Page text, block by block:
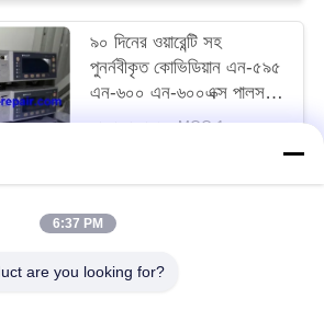
৯০ দিনের ওয়ারেন্টি সহ
পুনর্নবীকৃত কোভিডিয়ান এন-৫৯৫
এন-৬০০ এন-৬০০এক্স পালস
অক্সিমিটার
আলোচনা সাপেক্ষে MOQ:1pc
6:37 PM
are you looking for?